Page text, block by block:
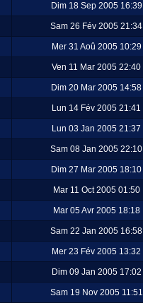
Dim 18 Sep 2005 16:39
Sam 26 Fév 2005 21:34
Mer 31 Aoû 2005 10:29
Ven 11 Mar 2005 22:40
Dim 20 Mar 2005 14:58
Lun 14 Fév 2005 21:41
Lun 03 Jan 2005 21:37
Sam 08 Jan 2005 22:10
Dim 27 Mar 2005 18:10
Mar 11 Oct 2005 01:50
Mar 05 Avr 2005 18:18
Sam 22 Jan 2005 16:58
Mer 23 Fév 2005 13:32
Dim 09 Jan 2005 17:02
Sam 19 Nov 2005 11:51